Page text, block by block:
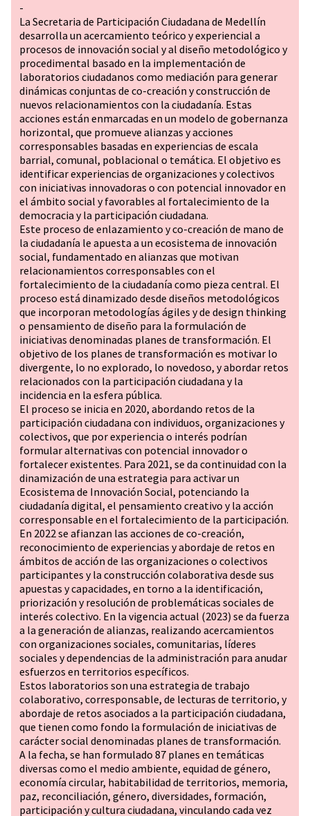
-
La Secretaria de Participación Ciudadana de Medellín
desarrolla un acercamiento teórico y experiencial a
procesos de innovación social y al diseño metodológico y
procedimental basado en la implementación de
laboratorios ciudadanos como mediación para generar
dinámicas conjuntas de co-creación y construcción de
nuevos relacionamientos con la ciudadanía. Estas
acciones están enmarcadas en un modelo de gobernanza
horizontal, que promueve alianzas y acciones
corresponsables basadas en experiencias de escala
barrial, comunal, poblacional o temática. El objetivo es
identificar experiencias de organizaciones y colectivos
con iniciativas innovadoras o con potencial innovador en
el ámbito social y favorables al fortalecimiento de la
democracia y la participación ciudadana.
Este proceso de enlazamiento y co-creación de mano de
la ciudadanía le apuesta a un ecosistema de innovación
social, fundamentado en alianzas que motivan
relacionamientos corresponsables con el
fortalecimiento de la ciudadanía como pieza central. El
proceso está dinamizado desde diseños metodológicos
que incorporan metodologías ágiles y de design thinking
o pensamiento de diseño para la formulación de
iniciativas denominadas planes de transformación. El
objetivo de los planes de transformación es motivar lo
divergente, lo no explorado, lo novedoso, y abordar retos
relacionados con la participación ciudadana y la
incidencia en la esfera pública.
El proceso se inicia en 2020, abordando retos de la
participación ciudadana con individuos, organizaciones y
colectivos, que por experiencia o interés podrían
formular alternativas con potencial innovador o
fortalecer existentes. Para 2021, se da continuidad con la
dinamización de una estrategia para activar un
Ecosistema de Innovación Social, potenciando la
ciudadanía digital, el pensamiento creativo y la acción
corresponsable en el fortalecimiento de la participación.
En 2022 se afianzan las acciones de co-creación,
reconocimiento de experiencias y abordaje de retos en
ámbitos de acción de las organizaciones o colectivos
participantes y la construcción colaborativa desde sus
apuestas y capacidades, en torno a la identificación,
priorización y resolución de problemáticas sociales de
interés colectivo. En la vigencia actual (2023) se da fuerza
a la generación de alianzas, realizando acercamientos
con organizaciones sociales, comunitarias, líderes
sociales y dependencias de la administración para anudar
esfuerzos en territorios específicos.
Estos laboratorios son una estrategia de trabajo
colaborativo, corresponsable, de lecturas de territorio, y
abordaje de retos asociados a la participación ciudadana,
que tienen como fondo la formulación de iniciativas de
carácter social denominadas planes de transformación.
A la fecha, se han formulado 87 planes en temáticas
diversas como el medio ambiente, equidad de género,
economía circular, habitabilidad de territorios, memoria,
paz, reconciliación, género, diversidades, formación,
participación y cultura ciudadana, vinculando cada vez